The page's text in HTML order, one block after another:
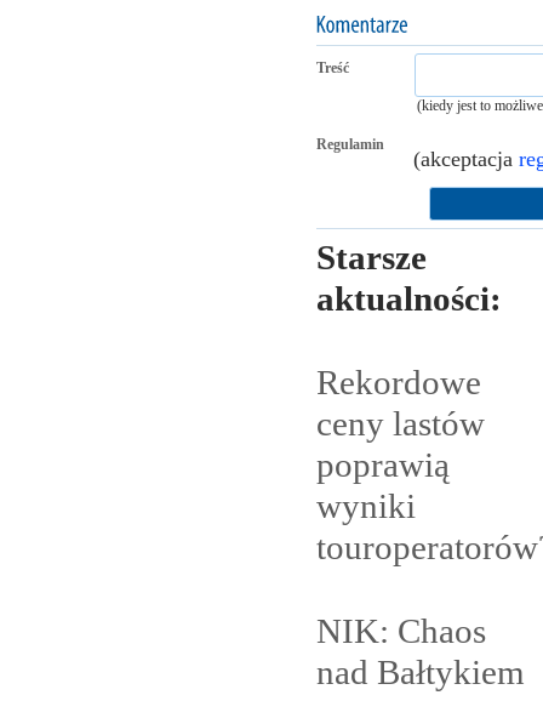
Treść
(kiedy jest to
Regulamin
(akceptacja
Starsze
aktualności:
Rekordowe
ceny lastów
poprawią
wyniki
NIK: Chaos
nad Bałtykiem